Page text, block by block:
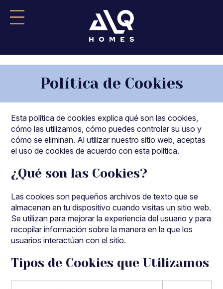
Política de Cookies
Esta política de cookies explica qué son las cookies,
cómo las utilizamos, cómo puedes controlar su uso y
cómo se eliminan. Al utilizar nuestro sitio web, aceptas
el uso de cookies de acuerdo con esta política.
¿Qué son las Cookies?
Las cookies son pequeños archivos de texto que se
almacenan en tu dispositivo cuando visitas un sitio web.
Se utilizan para mejorar la experiencia del usuario y para
recopilar información sobre la manera en la que los
usuarios interactúan con el sitio.
Tipos de Cookies que Utilizamos